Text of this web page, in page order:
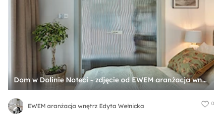
Dom w Dolinie Noteci - zdjęcie od EWEM aranżacja wnętrz Edyta Wełnicka
EWEM aranżacja wnętrz Edyta Wełnicka 0